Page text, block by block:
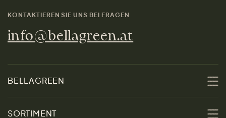
KONTAKTIEREN SIE UNS BEI FRAGEN
info@bellagreen.at
BELLAGREEN
SORTIMENT